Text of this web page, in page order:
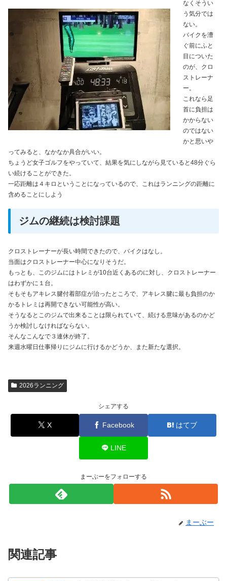
なくそうい
う気分では
ない。
バイクを漕
ぐ前にふと
目についた
のが、クロ
ストレーナ
ー。
これなら足
首に負担は
かからない
のではない
かと思いや
ってみると、なかなか具合がいい。
ちょうど女子ゴルフをやっていて、結果を気にしながら見ていると48分ぐら
い続けることができた。
一応距離は４キロということになっているので、これはランニングの距離に
含めることにしよう
ジムの継続は検討課題
クロストレーナーが長い時間できたので、バイクはなし。
当面はクロストレーナー中心になりそうだ。
もっとも、このジムにはトレミが10台近くあるのに対し、クロストレーナー
はわずかに１台。
そもそもアキレス腱付着部症が治ったところで、アキレス腱に最も負担のか
かるトレミは再開できない可能性が高い。
そうなるとこのジムで出来ることは限られていて、続ける意味があるのかど
うか検討しなければならない。
そんなこんなで３連休が終了。
来週水曜日仕事帰りにジムに行けるかどうか、また新たな選択。
2026ランニング
シェアする
X Facebook はてブ
LINE
まーぶーをフォローする
まーぶー
関連記事